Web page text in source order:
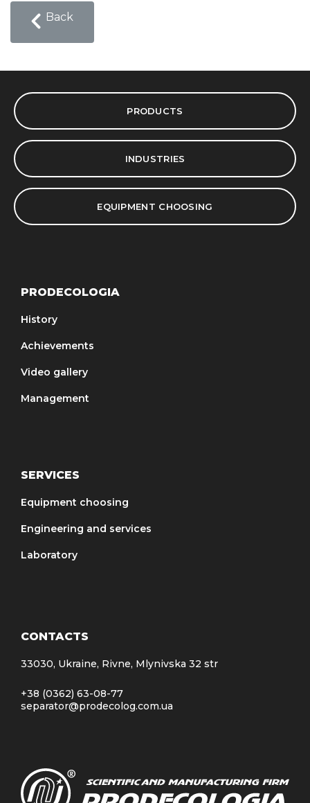
Back
PRODUCTS
INDUSTRIES
EQUIPMENT CHOOSING
PRODECOLOGIA
History
Achievements
Video gallery
Management
SERVICES
Equipment choosing
Engineering and services
Laboratory
CONTACTS
33030, Ukraine, Rivne, Mlynivska 32 str
+38 (0362) 63-08-77
separator@prodecolog.com.ua